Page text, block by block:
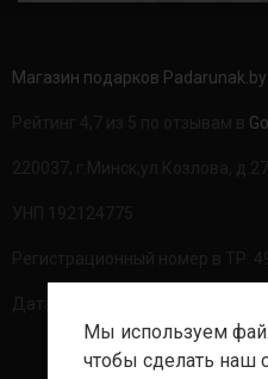
Магазин подарков Padarunak.by
Мы используем
чтобы сделать наш